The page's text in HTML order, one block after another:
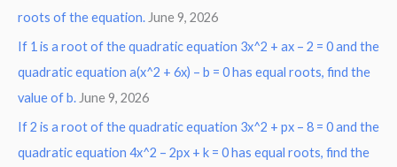
f
o
r
:
roots of the equation. June 9, 2026
If 1 is a root of the quadratic equation 3x^2 + ax – 2 = 0 and the
quadratic equation a(x^2 + 6x) – b = 0 has equal roots, find the
value of b. June 9, 2026
If 2 is a root of the quadratic equation 3x^2 + px – 8 = 0 and the
quadratic equation 4x^2 – 2px + k = 0 has equal roots, find the